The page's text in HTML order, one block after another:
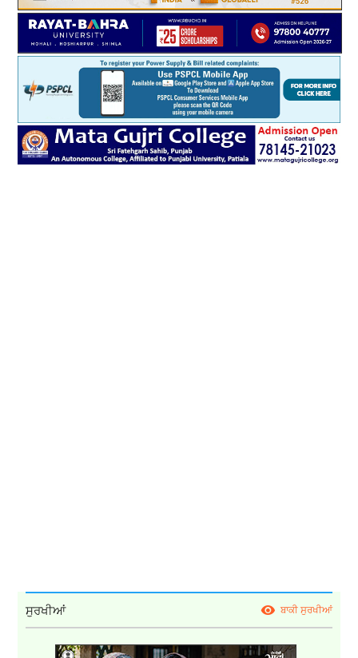
ਸੁਰਖੀਆਂ ਬਾਕੀ ਸੁਰਖੀਆਂ